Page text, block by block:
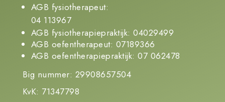
AGB fysiotherapeut:
04 113967
AGB fysiotherapiepraktijk: 04029499
AGB oefentherapeut: 07189366
AGB oefentherapiepraktijk: 07 062478
Big nummer: 29908657504
KvK: 71347798